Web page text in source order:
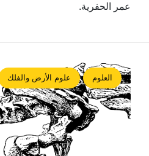
عمر الحفرية.
العلوم علوم الأرض والفلك